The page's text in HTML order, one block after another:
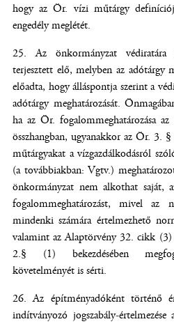
hogy az Ör. vízi műtárgy
engedély meglétét.
Az önkormányzat
terjesztett elő, melyben az adótárgy
előadta, hogy álláspontja szerint a
adótárgy meghatározását.
ha az Ör. fogalommeghatározása
összhangban, ugyanakkor az Ör. 3.
műtárgyakat a vízgazdálkodásról
(a továbbiakban: Vgtv.)
önkormányzat nem alkothat saját,
fogalommeghatározást, mivel az
mindenki számára értelmezhető
valamint az Alaptörvény 32. cikk (3)
2.§ (1) bekezdésében
követelményét is sérti.
Az építményadóként történő
indítványozó jogszabály-